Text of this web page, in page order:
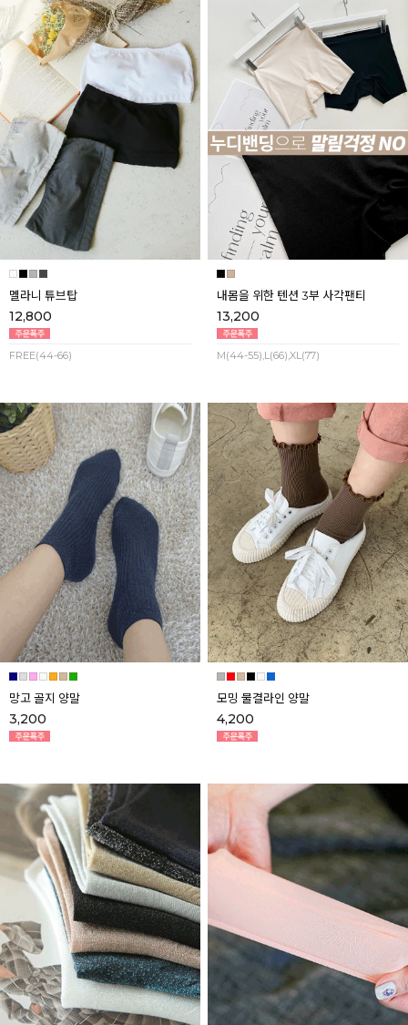
멜라니 튜브탑
12,800
FREE(44-66)
내몸을 위한 텐션 3부 사각팬티
13,200
M(44-55),L(66),XL(77)
망고 골지 양말
3,200
모밍 물결라인 양말
4,200